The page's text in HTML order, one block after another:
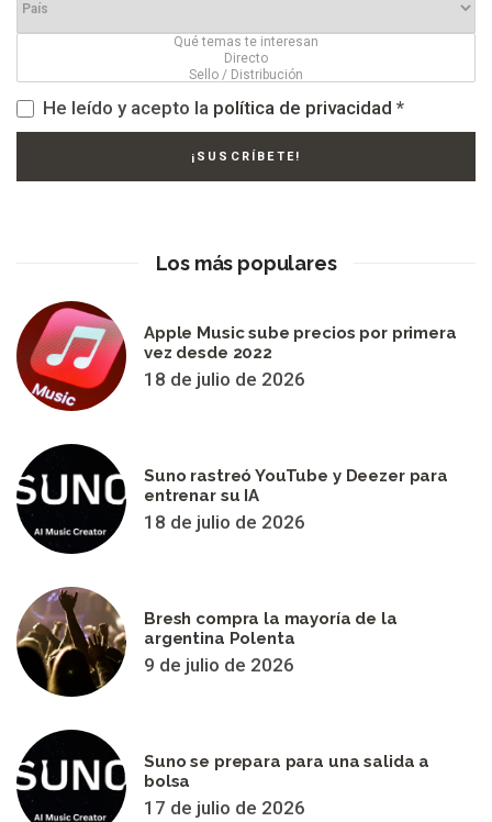
He leído y acepto la política de privacidad *
Los más populares
Apple Music sube precios por primera
vez desde 2022
18 de julio de 2026
Suno rastreó YouTube y Deezer para
entrenar su IA
18 de julio de 2026
Bresh compra la mayoría de la
argentina Polenta
9 de julio de 2026
Suno se prepara para una salida a
bolsa
17 de julio de 2026